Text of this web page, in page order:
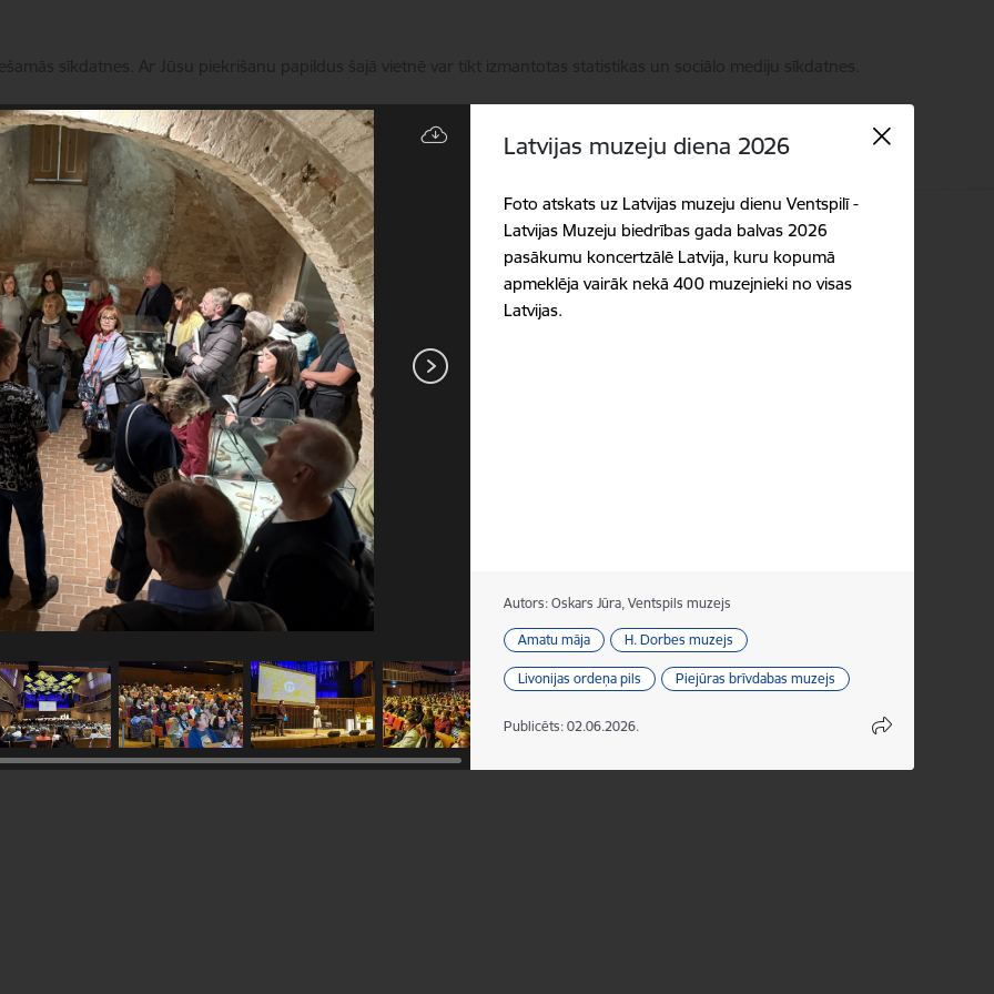
Pārvaldīt sīkdatnes
Aktualitātes Kontakti Par mums
Latvijas muzeju diena 2026
Foto atskats uz Latvijas muzeju dienu Ventspilī -
Latvijas Muzeju biedrības gada balvas 2026
pasākumu koncertzālē Latvija, kuru kopumā
apmeklēja vairāk nekā 400 muzejnieki no visas
Latvijas.
Autors: Oskars Jūra, Ventspils muzejs
Amatu māja H. Dorbes muzejs
Livonijas ordeņa pils Piejūras brīvdabas muzejs
Publicēts: 02.06.2026.